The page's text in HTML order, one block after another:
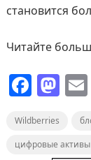
становится
Читайте
F
a
c
e
M
a
st
o
Wildberries
цифровые активы